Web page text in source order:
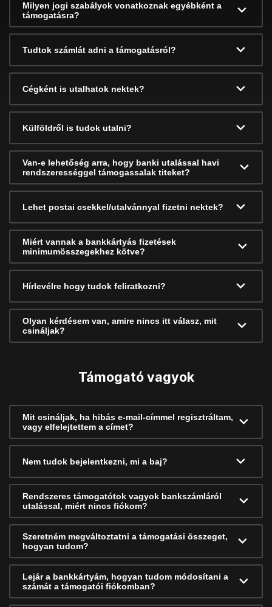
Milyen jogi szabályok vonatkoznak egyébként a
támogatásra?
Tudtok számlát adni a támogatásról?
Cégként is utalhatok nektek?
Külföldről is tudok utalni?
Van-e lehetőség arra, hogy banki utalással havi
rendszerességgel támogassalak titeket?
Lehet postai csekkel/utalvánnyal fizetni nektek?
Miért vannak a bankkártyás fizetések
minimumösszegekhez kötve?
Hírlevélre hogy tudok feliratkozni?
Olyan kérdésem van, amire nincs itt válasz, mit
csináljak?
Támogató vagyok
Mit csináljak, ha hibás e-mail-címmel regisztráltam,
vagy elfelejtettem a címet?
Nem tudok bejelentkezni, mi a baj?
Rendszeres támogatótok vagyok bankszámláról
utalással, miért nincs fiókom?
Szeretném megváltoztatni a támogatási összeget,
hogyan tudom?
Lejár a bankkártyám, hogyan tudom módosítani a
számát a támogatói fiókomban?